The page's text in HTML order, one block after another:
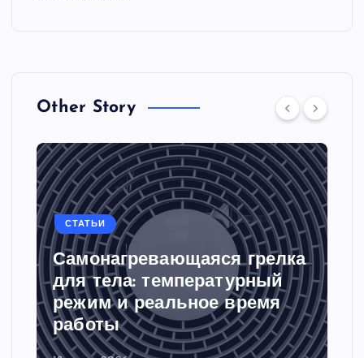
Other Story
СТАТЬИ
Самонагревающаяся грелка
для тела: температурный
режим и реальное время
работы